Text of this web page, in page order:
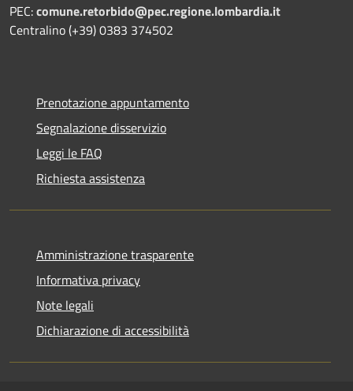
PEC:comune.retorbido@pec.regione.lombardia.it
Centralino (+39) 0383 374502
Prenotazione appuntamento
Segnalazione disservizio
Leggi le FAQ
Richiesta assistenza
Amministrazione trasparente
Informativa privacy
Note legali
Dichiarazione di accessibilità